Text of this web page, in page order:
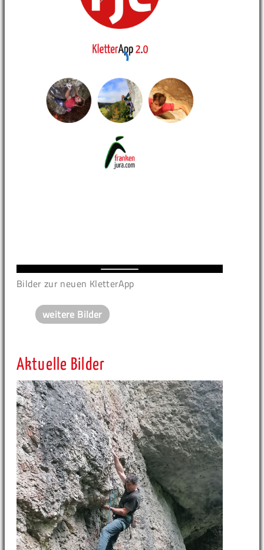
Bilder zur neuen KletterApp
weitere Bilder
Aktuelle Bilder